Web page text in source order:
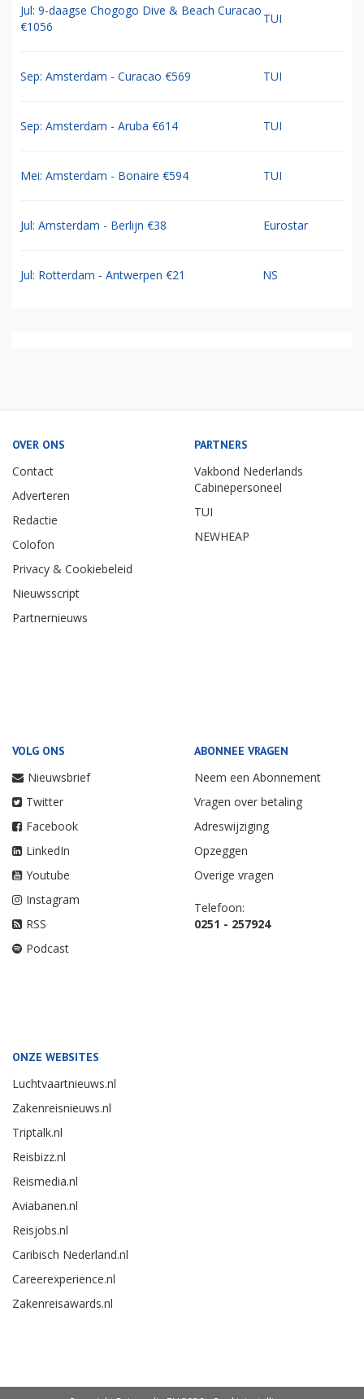
Jul: 9-daagse Chogogo Dive & Beach Curacao
€1056
TUI
Sep: Amsterdam - Curacao €569 TUI
Sep: Amsterdam - Aruba €614 TUI
Mei: Amsterdam - Bonaire €594 TUI
Jul: Amsterdam - Berlijn €38 Eurostar
Jul: Rotterdam - Antwerpen €21 NS
OVER ONS
Contact
Adverteren
Redactie
Colofon
Privacy & Cookiebeleid
Nieuwsscript
Partnernieuws
PARTNERS
Vakbond Nederlands
Cabinepersoneel
TUI
NEWHEAP
VOLG ONS
Nieuwsbrief
Twitter
Facebook
LinkedIn
Youtube
Instagram
RSS
Podcast
ABONNEE VRAGEN
Neem een Abonnement
Vragen over betaling
Adreswijziging
Opzeggen
Overige vragen
Telefoon:
0251 - 257924
ONZE WEBSITES
Luchtvaartnieuws.nl
Zakenreisnieuws.nl
Triptalk.nl
Reisbizz.nl
Reismedia.nl
Aviabanen.nl
Reisjobs.nl
Caribisch Nederland.nl
Careerexperience.nl
Zakenreisawards.nl